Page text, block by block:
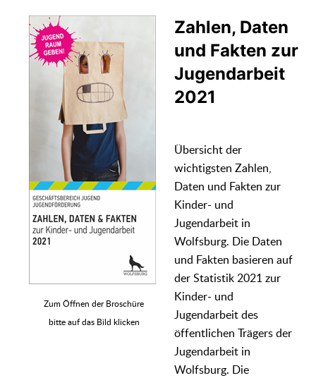
Zum Öffnen der Broschüre
bitte auf das Bild klicken
Zahlen, Daten
und Fakten zur
Jugendarbeit
2021
Übersicht der
wichtigsten Zahlen,
Daten und Fakten zur
Kinder- und
Jugendarbeit in
Wolfsburg. Die Daten
und Fakten basieren auf
der Statistik 2021 zur
Kinder- und
Jugendarbeit des
öffentlichen Trägers der
Jugendarbeit in
Wolfsburg. Die